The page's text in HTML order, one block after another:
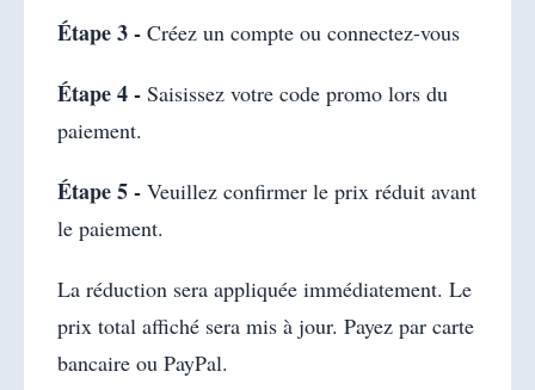
Étape 3 - Créez un compte ou connectez-vous
Étape 4 - Saisissez votre code promo lors du
paiement.
Étape 5 - Veuillez confirmer le prix réduit avant
le paiement.
La réduction sera appliquée immédiatement. Le
prix total affiché sera mis à jour. Payez par carte
bancaire ou PayPal.